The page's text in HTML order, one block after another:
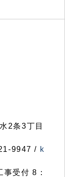
2条3丁目
9947 / k
受付 8：